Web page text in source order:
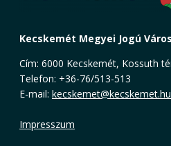
Kecskemét Megyei Jogú
Cím: 6000 Kecskemét, Kossuth
Telefon: +36-76/513-513
E-mail: kecskemet@kecskemet.hu
Impresszum